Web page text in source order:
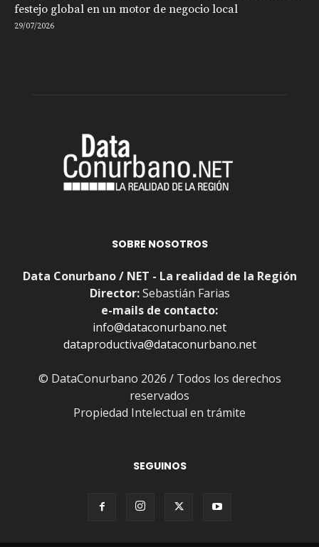
festejo global en un motor de negocio local
29/07/2026
SOBRE NOSOTROS
Data Conurbano / NET - La realidad de la Región
Director:Sebastián Farias
e-mails de contacto:
info@dataconurbano.net
dataproductiva@dataconurbano.net
© DataConurbano 2026 / Todos los derechos
reservados
Propiedad Intelectual en trámite
SEGUINOS